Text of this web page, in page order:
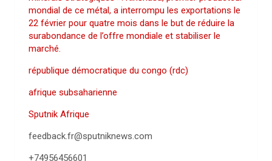
mondial de ce métal, a interrompu les exportations le
22 février pour quatre mois dans le but de réduire la
surabondance de l’offre mondiale et stabiliser le
marché.
république démocratique du congo (rdc)
afrique subsaharienne
Sputnik Afrique
feedback.fr@sputniknews.com
+74956456601